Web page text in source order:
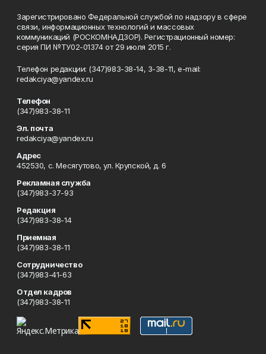
Зарегистрировано Федеральной службой по надзору в сфере
связи, информационных технологий и массовых
коммуникаций (РОСКОМНАДЗОР). Регистрационный номер:
серия ПИ №ТУ02-01374 от 29 июля 2015 г.
Телефон редакции: (347)983-38-14, 3-38-11, e-mail:
redakciya@yandex.ru
Телефон
(347)983-38-11
Эл. почта
redakciya@yandex.ru
Адрес
452530, с. Месягутово, ул. Крупской, д. 6
Рекламная служба
(347)983-37-93
Редакция
(347)983-38-14
Приемная
(347)983-38-11
Сотрудничество
(347)983-41-63
Отдел кадров
(347)983-38-11